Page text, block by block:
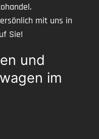
mit uns in
Sie!
und
im